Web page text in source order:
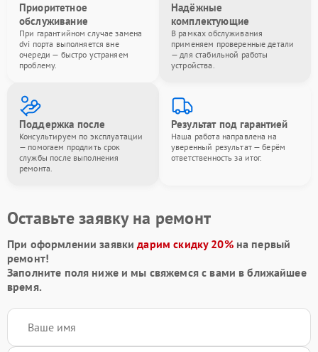
Приоритетное
обслуживание
При гарантийном случае замена
dvi порта выполняется вне
очереди — быстро устраняем
проблему.
Надёжные
комплектующие
В рамках обслуживания
применяем проверенные детали
— для стабильной работы
устройства.
Поддержка после
Консультируем по эксплуатации
— помогаем продлить срок
службы после выполнения
ремонта.
Результат под гарантией
Наша работа направлена на
уверенный результат — берём
ответственность за итог.
Оставьте заявку на ремонт
При оформлении заявкидарим скидку 20%на первый
ремонт!
Заполните поля ниже и мы свяжемся с вами в ближайшее
время.